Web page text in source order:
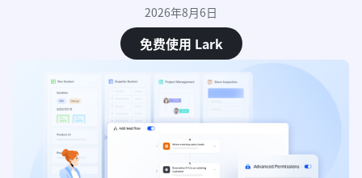
2026年8月6日
免费使用 Lark